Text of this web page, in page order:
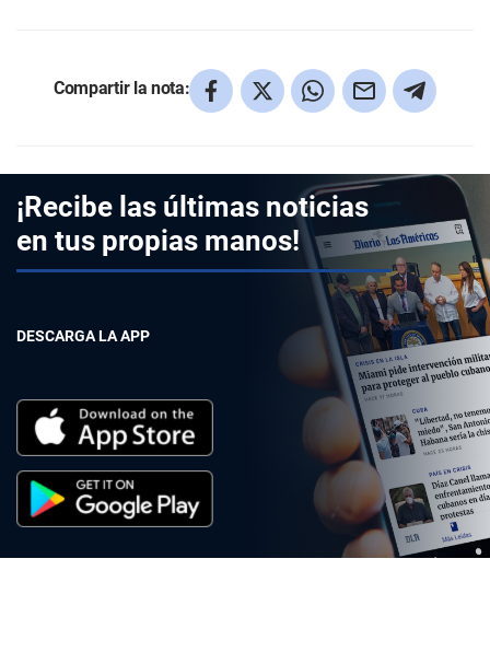
Compartir la nota:
¡Recibe las últimas noticias
en tus propias manos!
DESCARGA LA APP